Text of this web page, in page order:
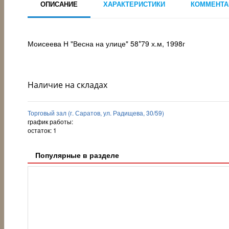
ОПИСАНИЕ ХАРАКТЕРИСТИКИ
Моисеева Н "Весна на улице" 58*79 х.м, 1998г
Наличие на складах
Торговый зал (г. Саратов, ул. Радищева, 30/59)
график работы:
остаток: 1
Популярные в разделе